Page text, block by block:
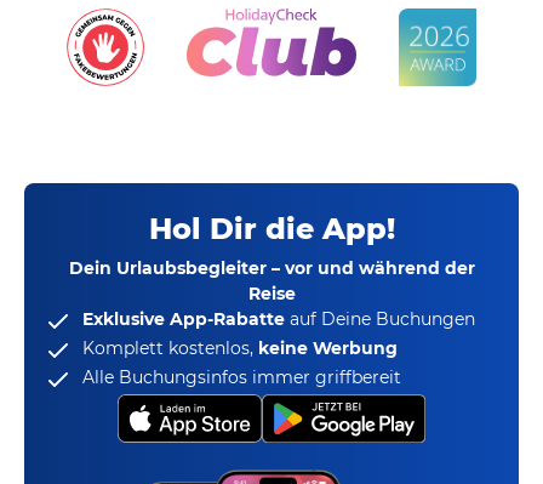
Hol Dir die App!
Dein Urlaubsbegleiter – vor und während der
Reise
Exklusive App-Rabatte auf Deine Buchungen
Komplett kostenlos, keine Werbung
Alle Buchungsinfos immer griffbereit